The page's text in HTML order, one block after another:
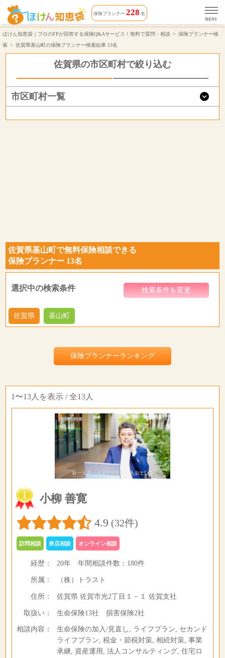
佐賀県基山町で無料保険相談できる保険プランナー 13名 | ほけん知恵袋
保険プランナー 228 名
MENU
ほけん知恵袋｜プロのFPが回答する保険Q&Aサービス！無料で質問・相談
保険プランナー検
索
佐賀県基山町の保険プランナー検索結果 13名
佐賀県の市区町村で絞り込む
市区町村一覧
佐賀県基山町で無料保険相談できる
保険プランナー 13名
選択中の検索条件 検索条件を変更
佐賀県 基山町
保険プランナーランキング
1〜13人を表示 / 全13人
1
小柳 善寛
4.9 (32件)
訪問相談 来店相談 オンライン相談
経歴： 20年年間相談件数： 180件
所属： （株）トラスト
住所： 佐賀県 佐賀市光2丁目１－１ 佐賀支社
取扱い： 生命保険13社 損害保険2社
相談内容：
生命保険の加入/見直し, ライフプラン, セカンド
ライフプラン, 税金・節税対策, 相続対策, 事業
承継, 資産運用, 法人コンサルティング, 住宅ロ